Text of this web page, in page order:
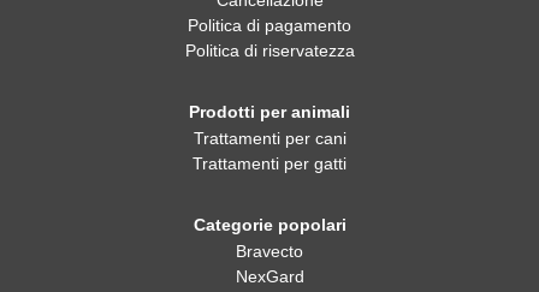
Politica di pagamento
Politica di riservatezza
Trattamenti per cani
Trattamenti per gatti
Bravecto
NexGard
Revolution